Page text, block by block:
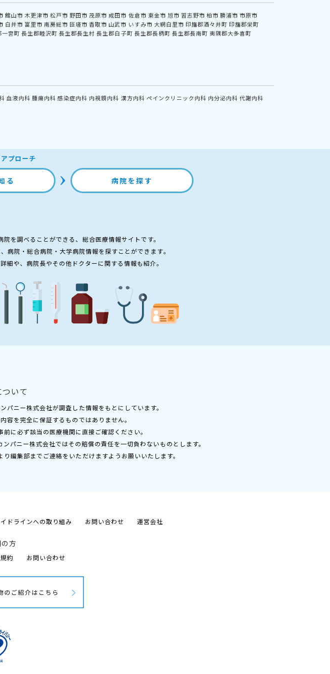
館山市 木更津市 松戸市 野田市 茂原市 成田市 佐倉市 東金市 旭市 習志野市 柏市 勝浦市 市原市
白井市 富里市 南房総市 匝瑳市 香取市 山武市 いすみ市 大網白里市 印旛郡酒々井町 印旛郡栄町
一宮町 長生郡睦沢町 長生郡長生村 長生郡白子町 長生郡長柄町 長生郡長南町 夷隅郡大多喜町
血液内科 腫瘍内科 感染症内科 内視鏡内科 漢方内科 ペインクリニック内科 内分泌内科 代謝内科
プローチ
る 病院を探す
を調べることができる、総合医療情報サイトです。
院・総合病院・大学病院情報を探すことができます。
や、病院長やその他ドクターに関する情報も紹介。
いて
ニー株式会社が調査した情報をもとにしています。
容を完全に保証するものではありません。
に必ず該当の医療機関に直接ご確認ください。
パニー株式会社ではその賠償の責任を一切負わないものとします。
り編集部までご連絡をいただけますようお願いいたします。
ドラインへの取り組み お問い合わせ 運営会社
方
約 お問い合わせ